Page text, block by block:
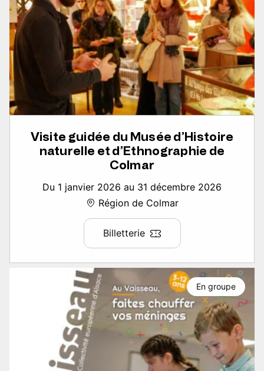
Visite guidée du Musée d’Histoire
naturelle et d’Ethnographie de
Colmar
Du 1 janvier 2026 au 31 décembre 2026
Région de Colmar
Billetterie
En groupe